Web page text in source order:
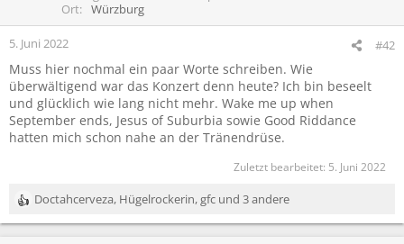
n
:
Ort
Würzburg
5. Juni 2022 #42
Muss hier nochmal ein paar Worte schreiben. Wie
überwältigend war das Konzert denn heute? Ich bin beseelt
und glücklich wie lang nicht mehr. Wake me up when
September ends, Jesus of Suburbia sowie Good Riddance
hatten mich schon nahe an der Tränendrüse.
Zuletzt bearbeitet: 5. Juni 2022
R
e
Doctahcerveza, Hügelrockerin,gfc und 3 andere